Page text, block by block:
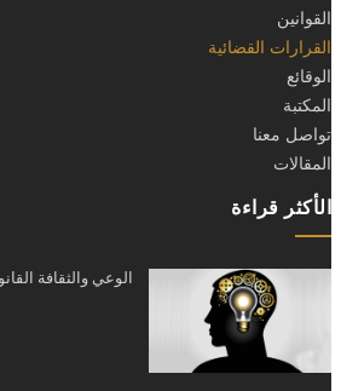
القوانين
القرارات القضائية
الوقائع
المكتبة
تواصل معنا
المقالات
الأكثر قراءة
الوعي والثقافة